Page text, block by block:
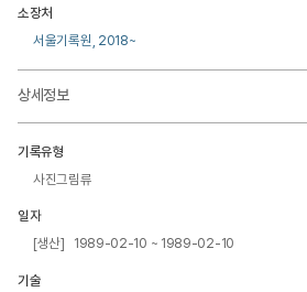
소장처
서울기록원, 2018~
상세정보
기록유형
사진그림류
일자
[생산] 1989-02-10 ~ 1989-02-10
기술